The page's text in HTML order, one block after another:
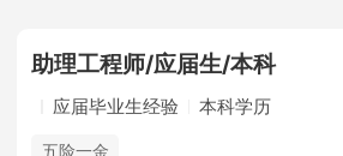
助理工程师/应届生/本科
应届毕业生经验 本科学历
五险一金